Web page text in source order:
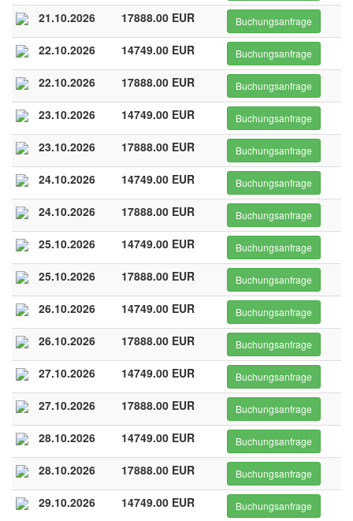
21.10.2026 17888.00 EUR Buchungsanfrage
22.10.2026 14749.00 EUR Buchungsanfrage
22.10.2026 17888.00 EUR Buchungsanfrage
23.10.2026 14749.00 EUR Buchungsanfrage
23.10.2026 17888.00 EUR Buchungsanfrage
24.10.2026 14749.00 EUR Buchungsanfrage
24.10.2026 17888.00 EUR Buchungsanfrage
25.10.2026 14749.00 EUR Buchungsanfrage
25.10.2026 17888.00 EUR Buchungsanfrage
26.10.2026 14749.00 EUR Buchungsanfrage
26.10.2026 17888.00 EUR Buchungsanfrage
27.10.2026 14749.00 EUR Buchungsanfrage
27.10.2026 17888.00 EUR Buchungsanfrage
28.10.2026 14749.00 EUR Buchungsanfrage
28.10.2026 17888.00 EUR Buchungsanfrage
29.10.2026 14749.00 EUR Buchungsanfrage